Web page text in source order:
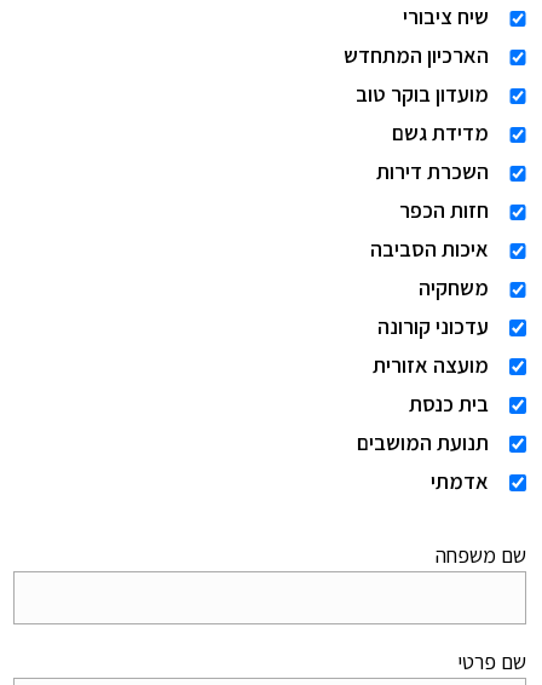
שיח ציבורי
הארכיון המתחדש
מועדון בוקר טוב
מדידת גשם
השכרת דירות
חזות הכפר
איכות הסביבה
משחקיה
עדכוני קורונה
מועצה אזורית
בית כנסת
תנועת המושבים
אדמתי
שם משפחה
שם פרטי